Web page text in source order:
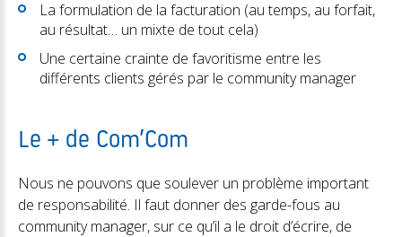
La formulation de la facturation (au temps, au forfait,
au résultat… un mixte de tout cela)
Une certaine crainte de favoritisme entre les
différents clients gérés par le community manager
Le + de Com’Com
Nous ne pouvons que soulever un problème important
de responsabilité. Il faut donner des garde-fous au
community manager, sur ce qu’il a le droit d’écrire, de